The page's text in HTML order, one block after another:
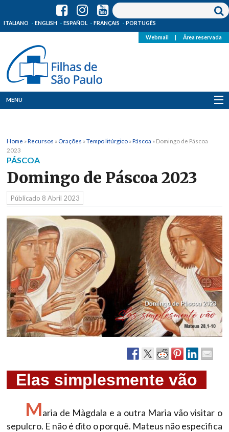
ITALIANO ENGLISH ESPAÑOL FRANÇAIS PORTUGÊS
Webmail Área reservada
MENU
Onde Estamos
Notícias
Recursos
Media
Home »Recursos » Orações »Tempo litúrgico »Páscoa » Domingo de Páscoa
2023
PÁSCOA
Domingo de Páscoa 2023
Públicado 8 Abril 2023
Elas simplesmente vão
Maria de Màgdala e a outra Maria vão visitar o
sepulcro. E não é dito o porquê. Mateus não especifica